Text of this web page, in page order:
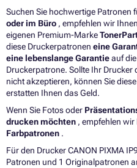
Suchen Sie hochwertige Patronen
oder im Büro , empfehlen wir
eigenen Premium-Marke
diese Druckerpatronen eine
eine lebenslange Garantieauf
Druckerpatrone. Sollte Ihr Drucker
nicht akzeptieren, können Sie
erstatten Ihnen das Geld.
Wenn Sie Fotos oder
drucken möchten , empfehlen wir
Farbpatronen .
Für den Drucker CANON PIXMA
Patronen und 1 Originalpatronen